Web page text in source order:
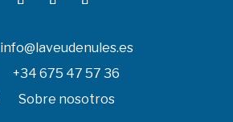
info@laveudenules.es
+34 675 47 57 36
Sobre nosotros